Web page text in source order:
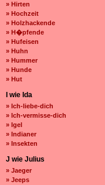
» Hirten
» Hochzeit
» Holzhackende
» H�pfende
» Hufeisen
» Huhn
» Hummer
» Hunde
» Hut
I wie Ida
» Ich-liebe-dich
» Ich-vermisse-dich
» Igel
» Indianer
» Insekten
J wie Julius
» Jaeger
» Jeeps